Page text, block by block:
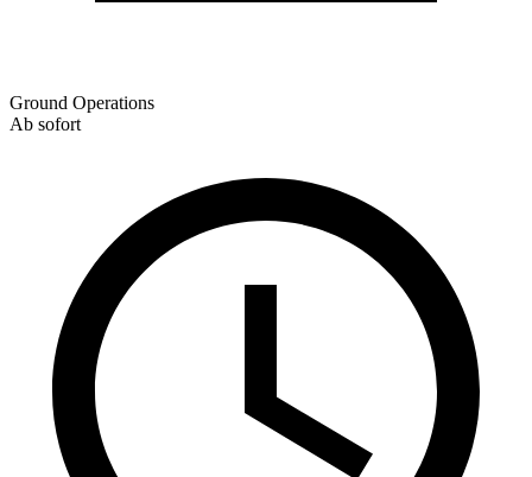
Ground Operations
Ab sofort